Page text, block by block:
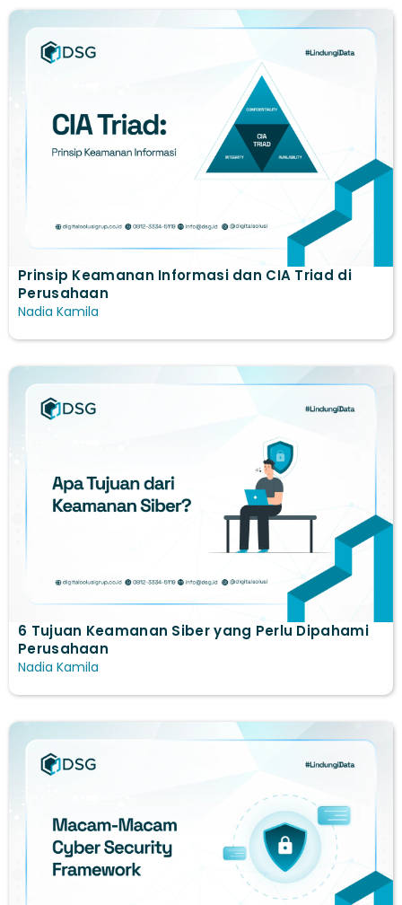
Prinsip Keamanan Informasi dan CIA Triad di
Perusahaan
Nadia Kamila
6 Tujuan Keamanan Siber yang Perlu Dipahami
Perusahaan
Nadia Kamila